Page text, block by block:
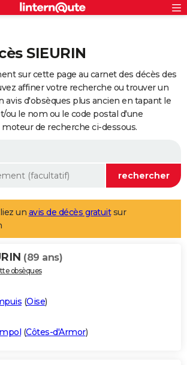
ville
SIEURIN
sur cette page au carnet des décès des
affiner votre recherche ou trouver un
avis d'obsèques plus ancien en tapant le
ou le nom ou le code postal d'une
de recherche ci-dessous.
un avis de décès gratuitsur
(89 ans)
obsèques
(Oise)
(Côtes-d'Armor)